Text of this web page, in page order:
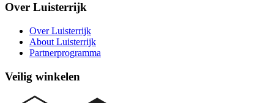
Over Luisterrijk
Over Luisterrijk
About Luisterrijk
Partnerprogramma
Veilig winkelen